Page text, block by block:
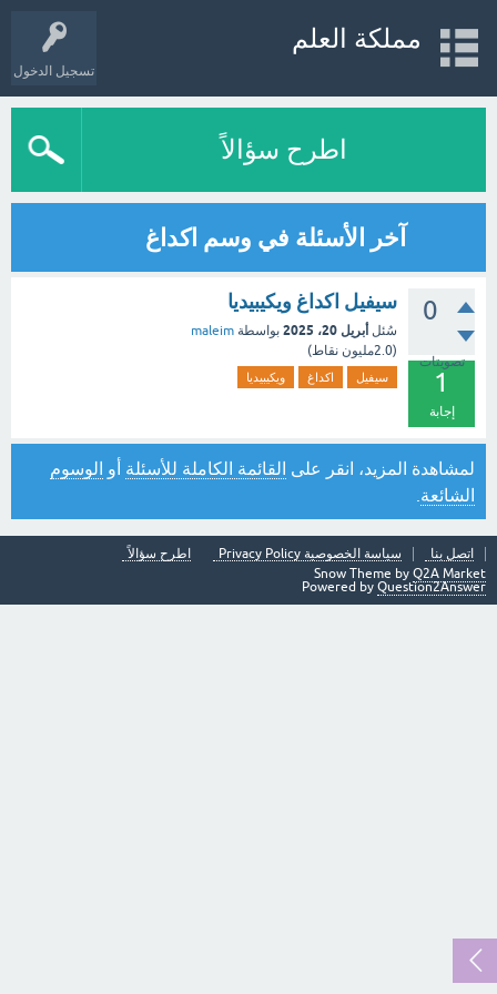
تسجيل الدخول
مملكة العلم
اطرح سؤالاً
آخر الأسئلة في وسم اكداغ
0
تصويتات
1
إجابة
سيفيل اكداغ ويكيبيديا
سُئل أبريل 20، 2025 بواسطة maleim
(2.0مليون نقاط)
سيفيل اكداغ ويكيبيديا
لمشاهدة المزيد، انقر على القائمة الكاملة للأسئلة أو الوسوم
الشائعة
اتصل بنا سياسة الخصوصية Privacy Policy
اطرح سؤالاً
Snow Theme by Q2A Market
Powered by Question2Answer